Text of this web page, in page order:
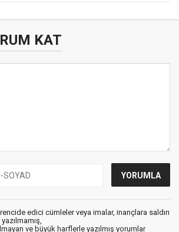
KAT
edici cümleler veya imalar, inançlara saldırı
ve büyük harflerle yazılmış yorumlar